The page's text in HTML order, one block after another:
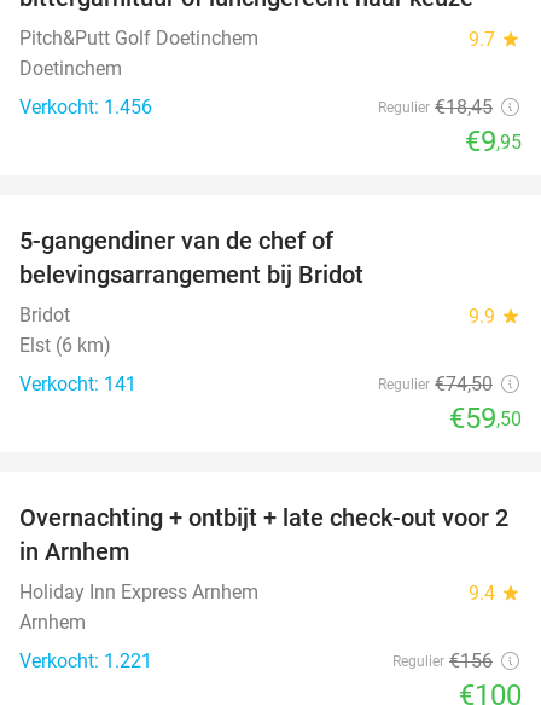
Pitch&Putt Golf Doetinchem 9.7 star
Doetinchem
Verkocht: 1.456
Regulier €18,45
€9,95
5-gangendiner van de chef of
belevingsarrangement bij Bridot
Bridot 9.9 star
Elst (6 km)
Verkocht: 141
Regulier €74,50
€59,50
36%
Overnachting + ontbijt + late check-out voor 2
in Arnhem
Holiday Inn Express Arnhem 9.4 star
Arnhem
Verkocht: 1.221
Regulier €156
€100